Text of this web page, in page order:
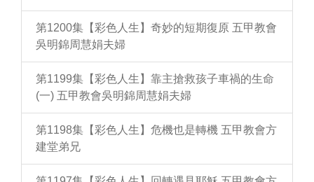
第1200集【彩色人生】奇妙的短期復原 五甲教會
吳明錦周慧娟夫婦
第1199集【彩色人生】靠主搶救孩子車禍的生命
(一) 五甲教會吳明錦周慧娟夫婦
第1198集【彩色人生】危機也是轉機 五甲教會方
建堂弟兄